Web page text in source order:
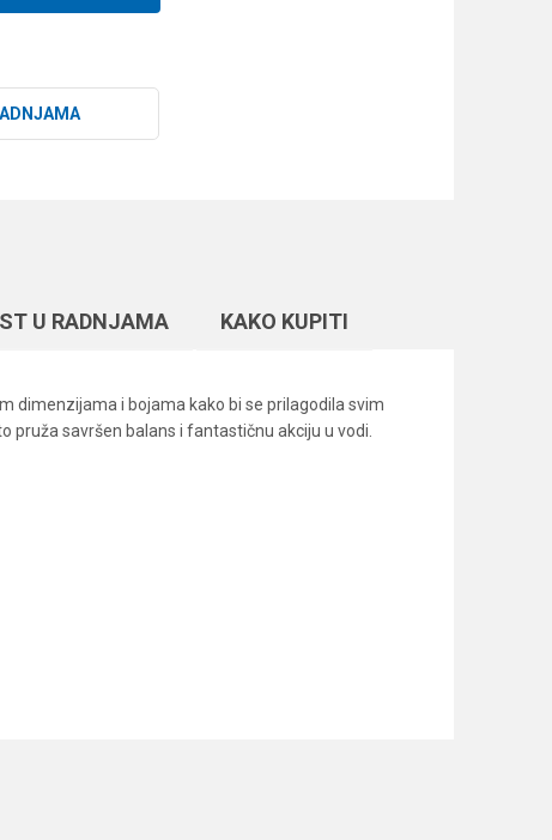
U RADNJAMA KAKO KUPITI
dimenzijama i bojama kako bi se prilagodila svim
savršen balans i fantastičnu akciju u vodi.